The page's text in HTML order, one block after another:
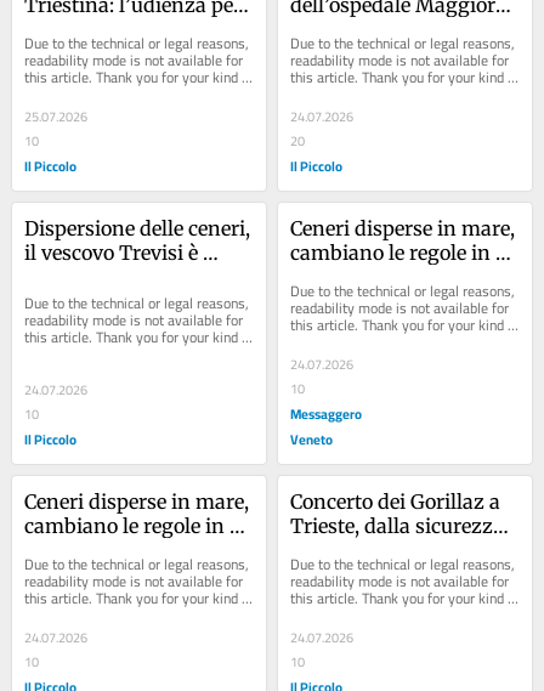
in forse e calciomercato
bloccato
Due to the technical or legal reasons,
readability mode is not available for
this article. Thank you for your kind
25.07.2026
10
Il Piccolo
allontanare
Due to the technical or legal reasons,
readability mode is not available for
this article. Thank you for your kind
24.07.2026
20
Il Piccolo
Dispersione delle ceneri,
il vescovo Trevisi è
né a terra o in casa»
Due to the technical or legal reasons,
readability mode is not available for
this article. Thank you for your kind
24.07.2026
10
Il Piccolo
Ceneri disperse in mare,
cambiano le regole in
obbligatorio il consenso
scritto
Due to the technical or legal reasons,
readability mode is not available for
this article. Thank you for your kind
24.07.2026
10
Messaggero
Veneto
Ceneri disperse in mare,
cambiano le regole in
obbligatorio il consenso
scritto
Due to the technical or legal reasons,
readability mode is not available for
this article. Thank you for your kind
24.07.2026
10
Concerto dei Gorillaz a
Trieste, dalla sicurezza
regole e i suggerimenti
Due to the technical or legal reasons,
readability mode is not available for
this article. Thank you for your kind
24.07.2026
10